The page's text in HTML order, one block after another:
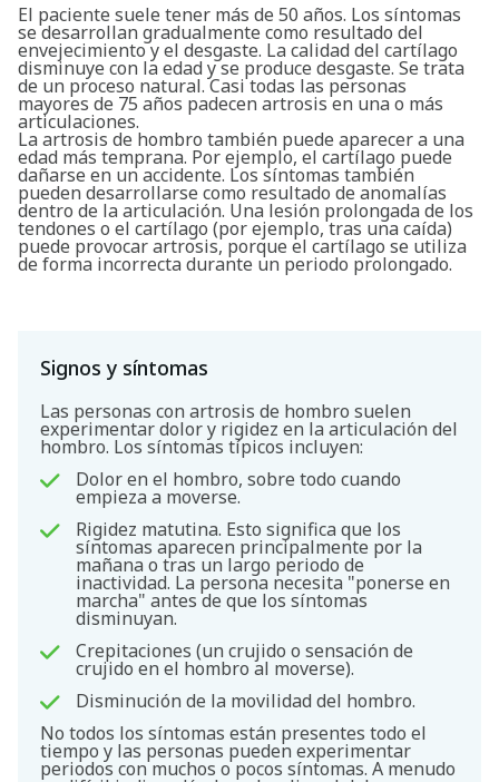
El paciente suele tener más de 50 años. Los síntomas
se desarrollan gradualmente como resultado del
envejecimiento y el desgaste. La calidad del cartílago
disminuye con la edad y se produce desgaste. Se trata
de un proceso natural. Casi todas las personas
mayores de 75 años padecen artrosis en una o más
articulaciones.
La artrosis de hombro también puede aparecer a una
edad más temprana. Por ejemplo, el cartílago puede
dañarse en un accidente. Los síntomas también
pueden desarrollarse como resultado de anomalías
dentro de la articulación. Una lesión prolongada de los
tendones o el cartílago (por ejemplo, tras una caída)
puede provocar artrosis, porque el cartílago se utiliza
de forma incorrecta durante un periodo prolongado.
Signos y síntomas
Las personas con artrosis de hombro suelen
experimentar dolor y rigidez en la articulación del
hombro. Los síntomas típicos incluyen:
Dolor en el hombro, sobre todo cuando
empieza a moverse.
Rigidez matutina. Esto significa que los
síntomas aparecen principalmente por la
mañana o tras un largo periodo de
inactividad. La persona necesita "ponerse en
marcha" antes de que los síntomas
disminuyan.
Crepitaciones (un crujido o sensación de
crujido en el hombro al moverse).
Disminución de la movilidad del hombro.
No todos los síntomas están presentes todo el
tiempo y las personas pueden experimentar
periodos con muchos o pocos síntomas. A menudo